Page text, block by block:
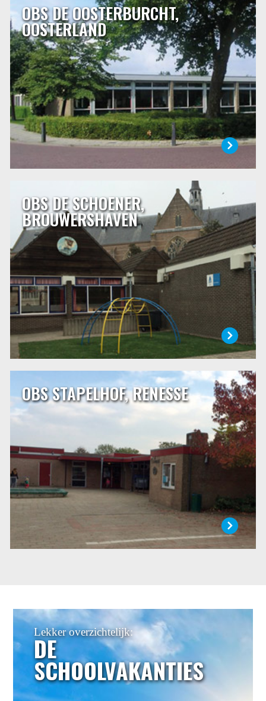
OBS DE OOSTERBURCHT,
OOSTERLAND
OBS DE OOSTERBURCHT, OOSTERLAND
Op De Oosterburcht is iedereen welkom. Wij hebben oog
voor ieder kind en vinden openheid, zorg en respect voor
elkaar belangrijk. Dat is niet alleen iets wat we de kinderen
leren, maar ook hoe ons schoolteam te werk gaat.
Ons ruime schoolgebouw is gebouwd in 1972 en ligt
centraal in Oosterland.
LEES MEER
OBS DE SCHOENER,
BROUWERSHAVEN
OBS DE SCHOENER, BROUWERSHAVEN
De Schoener is een openbare school waar alle leerlingen
welkom zijn. Een uitgelezen kans om van en over elkaar te
leren.
LEES MEER
OBS STAPELHOF, RENESSE
OBS STAPELHOF, RENESSE
Onze school is gelegen in het centrum van Renesse aan de
Mauritsweg 10. Sinds enkele jaren werken wij steeds met
een leerlingaantal van rond de 80 leerlingen. We gaan er
vanuit dat met dit aantal er steeds met vier
combinatiegroepen gewerkt kan worden.
LEES MEER
Lekker overzichtelijk:
DE
SCHOOLVAKANTIES